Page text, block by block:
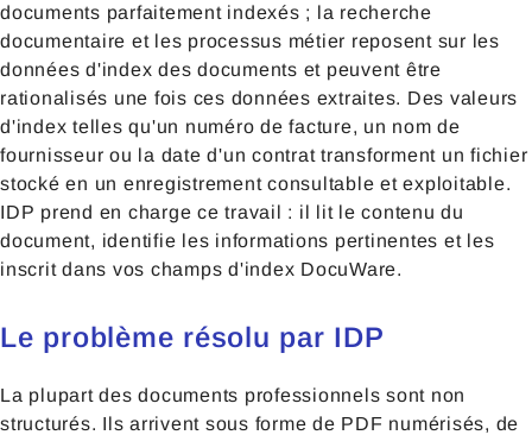
documents parfaitement indexés ; la recherche
documentaire et les processus métier reposent sur les
données d'index des documents et peuvent être
rationalisés une fois ces données extraites. Des valeurs
d'index telles qu'un numéro de facture, un nom de
fournisseur ou la date d'un contrat transforment un fichier
stocké en un enregistrement consultable et exploitable.
IDP prend en charge ce travail : il lit le contenu du
document, identifie les informations pertinentes et les
inscrit dans vos champs d'index DocuWare.
Le problème résolu par IDP
La plupart des documents professionnels sont non
structurés. Ils arrivent sous forme de PDF numérisés, de